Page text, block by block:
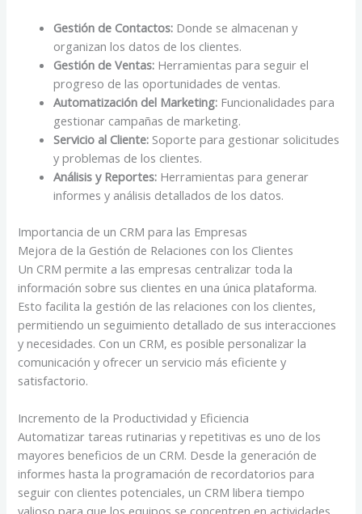
Gestión de Contactos: Donde se almacenan y
organizan los datos de los clientes.
Gestión de Ventas: Herramientas para seguir el
progreso de las oportunidades de ventas.
Automatización del Marketing: Funcionalidades para
gestionar campañas de marketing.
Servicio al Cliente: Soporte para gestionar solicitudes
y problemas de los clientes.
Análisis y Reportes: Herramientas para generar
informes y análisis detallados de los datos.
Importancia de un CRM para las Empresas
Mejora de la Gestión de Relaciones con los Clientes
Un CRM permite a las empresas centralizar toda la
información sobre sus clientes en una única plataforma.
Esto facilita la gestión de las relaciones con los clientes,
permitiendo un seguimiento detallado de sus interacciones
y necesidades. Con un CRM, es posible personalizar la
comunicación y ofrecer un servicio más eficiente y
satisfactorio.
Incremento de la Productividad y Eficiencia
Automatizar tareas rutinarias y repetitivas es uno de los
mayores beneficios de un CRM. Desde la generación de
informes hasta la programación de recordatorios para
seguir con clientes potenciales, un CRM libera tiempo